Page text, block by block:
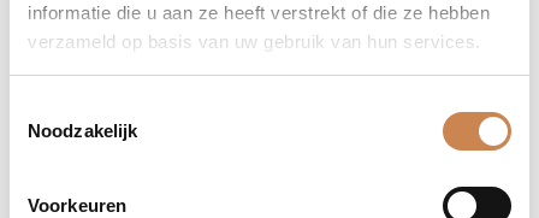
informatie die u aan ze heeft verstrekt of die ze hebben
verzameld op basis van uw gebruik van hun services.
Noodzakelijk
Voorkeuren